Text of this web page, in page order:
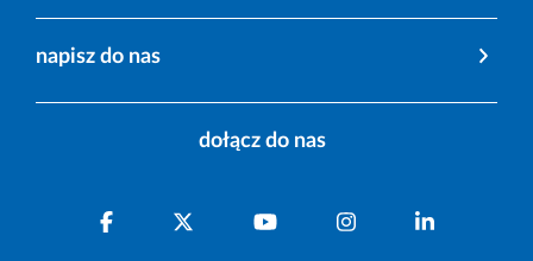
napisz do nas
dołącz do nas